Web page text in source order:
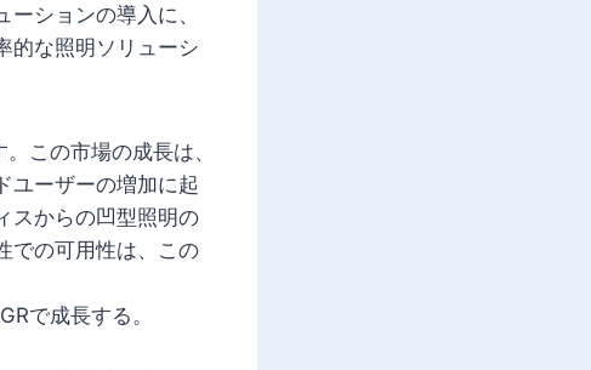
ションの導入に、
的な照明ソリューシ
この市場の成長は、
ユーザーの増加に起
スからの凹型照明の
での可用性は、この
で成長する。